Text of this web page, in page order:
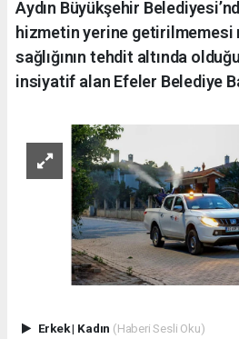
Aydın Büyükşehir
hizmetin yerine getirilmemesi
sağlığının tehdit altında
insiyatif alan Efeler Belediye
Erkek| Kadın (Haberi Sesli Oku)